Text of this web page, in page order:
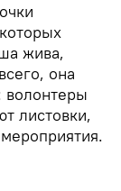
жива,
она
волонтеры
листовки,